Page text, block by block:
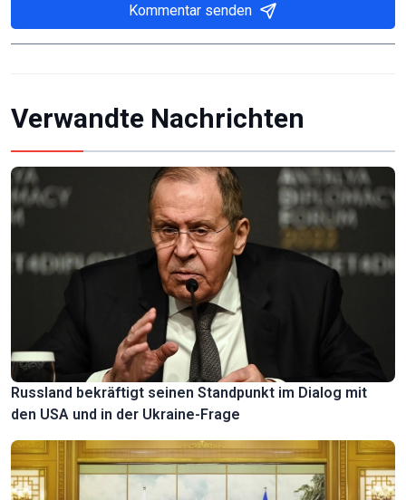
Kommentar senden
Verwandte Nachrichten
Russland bekräftigt seinen Standpunkt im Dialog mit
den USA und in der Ukraine-Frage